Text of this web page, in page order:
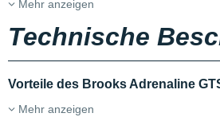
Mehr anzeigen
Technische
Vorteile des Brooks Adrenaline
Mehr anzeigen